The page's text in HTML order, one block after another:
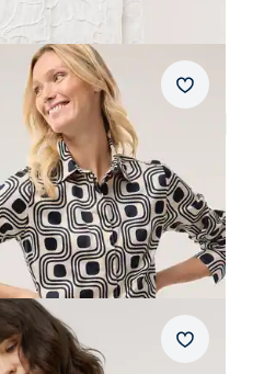
wärmend
langer Manschette